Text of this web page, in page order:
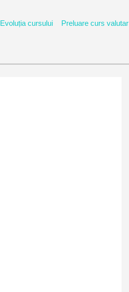
Evoluția cursului Preluare curs valutar